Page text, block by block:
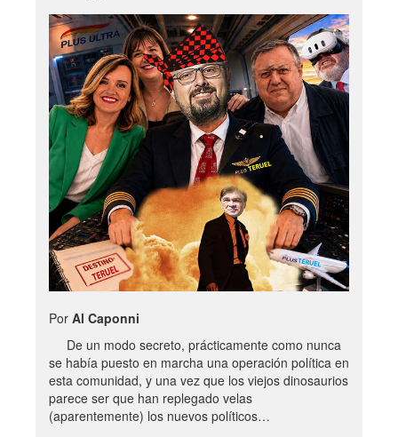
Por Al Caponni
De un modo secreto, prácticamente como nunca
se había puesto en marcha una operación política en
esta comunidad, y una vez que los viejos dinosaurios
parece ser que han replegado velas
(aparentemente) los nuevos políticos…